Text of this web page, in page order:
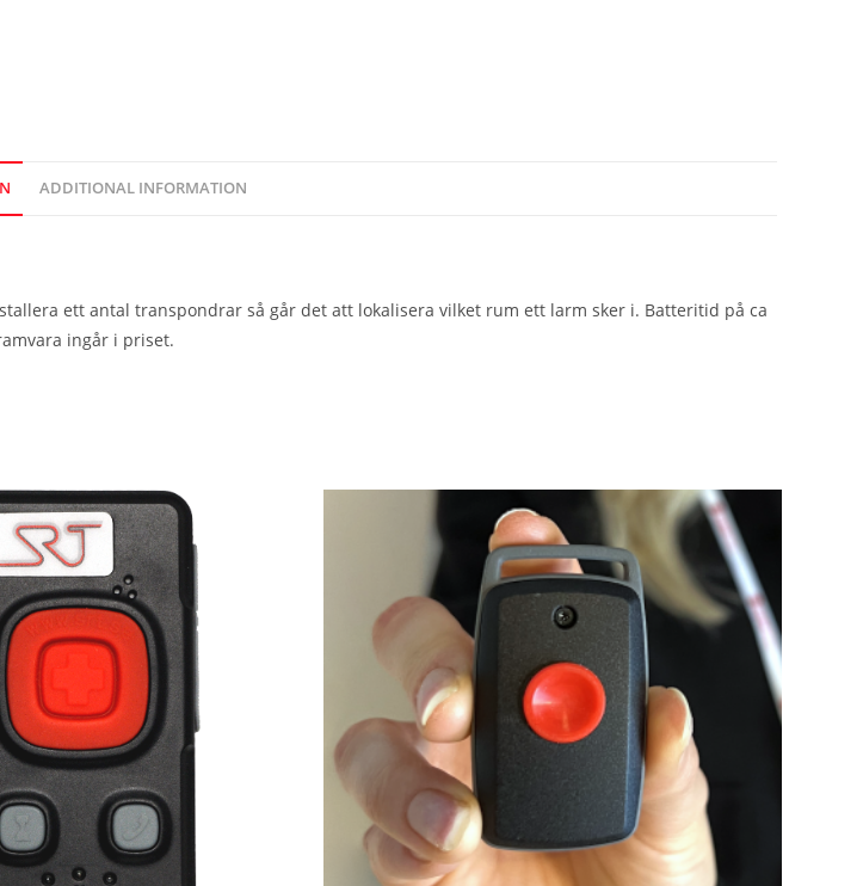
ADDITIONAL INFORMATION
ett antal transpondrar så går det att lokalisera vilket rum ett larm sker i. Batteritid på ca
ingår i priset.